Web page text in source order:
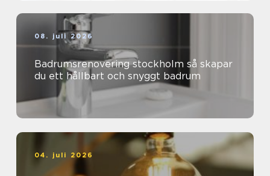
08. juli 2026
Badrumsrenovering stockholm så skapar
du ett hållbart och snyggt badrum
04. juli 2026